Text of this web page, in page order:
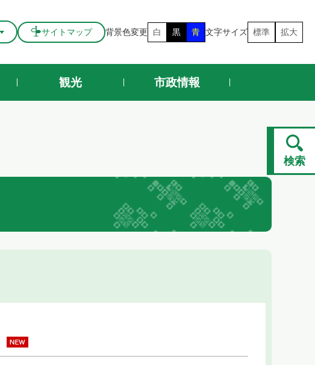
サイトマップ 背景色変更 白 黒 青 文字サイズ 標準 拡大
観光 市政情報
検索